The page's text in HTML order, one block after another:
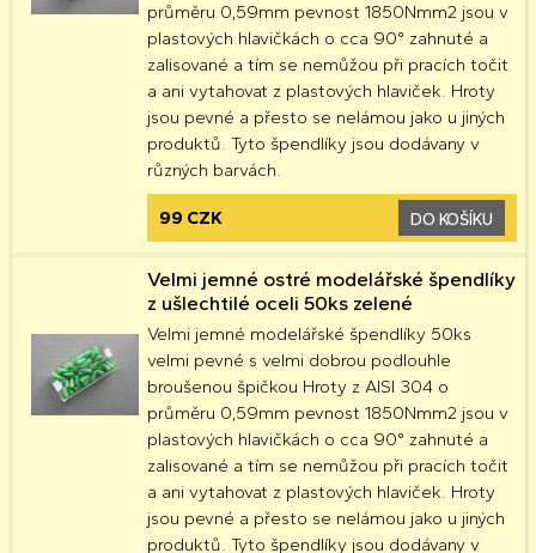
průměru 0,59mm pevnost 1850Nmm2 jsou v
plastových hlavičkách o cca 90° zahnuté a
zalisované a tím se nemůžou při pracích točit
a ani vytahovat z plastových hlaviček. Hroty
jsou pevné a přesto se nelámou jako u jiných
produktů. Tyto špendlíky jsou dodávany v
různých barvách.
99 CZK DO KOŠÍKU
Velmi jemné ostré modelářské špendlíky
z ušlechtilé oceli 50ks zelené
Velmi jemné modelářské špendlíky 50ks
velmi pevné s velmi dobrou podlouhle
broušenou špičkou Hroty z AISI 304 o
průměru 0,59mm pevnost 1850Nmm2 jsou v
plastových hlavičkách o cca 90° zahnuté a
zalisované a tím se nemůžou při pracích točit
a ani vytahovat z plastových hlaviček. Hroty
jsou pevné a přesto se nelámou jako u jiných
produktů. Tyto špendlíky jsou dodávany v